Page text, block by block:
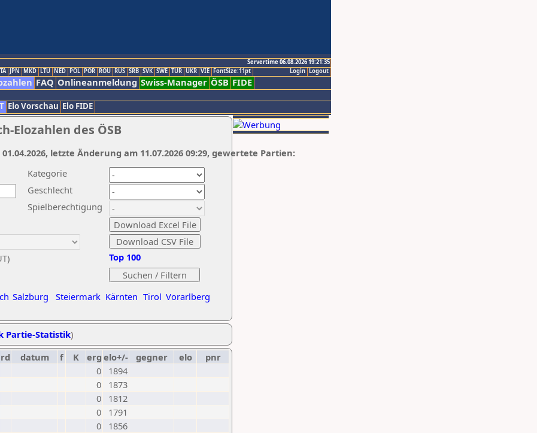
Servertime 06.08.2026 19:21:35
Logout
Login
JPN MKD LTU NED POL POR ROU RUS SRB SVK SWE TUR UKR VIE FontSize:11pt
FAQ Onlineanmeldung Swiss-Manager ÖSB FIDE
Elo Vorschau Elo FIDE
Elozahlen des ÖSB
Kategorie
Geschlecht
Spielberechtigung
Salzburg Steiermark Kärnten Tirol Vorarlberg
Top 100
letzte Änderung am 11.07.2026 09:29, gewertete Partien:
Partie-Statistik)
rd datum f K erg elo+/- gegner elo
pnr
0
1894
0
1873
0
1812
0
1791
0
1856